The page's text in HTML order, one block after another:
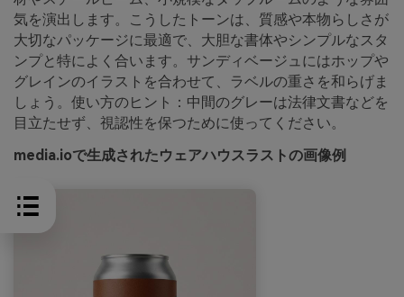
気を演出します。こうしたトーンは、質感や本物らしさが
大切なパッケージに最適で、大胆な書体やシンプルなスタ
ンプと特によく合います。サンディベージュにはホップや
グレインのイラストを合わせて、ラベルの重さを和らげま
しょう。使い方のヒント：中間のグレーは法律文書などを
目立たせず、視認性を保つために使ってください。
media.ioで生成されたウェアハウスラストの画像例